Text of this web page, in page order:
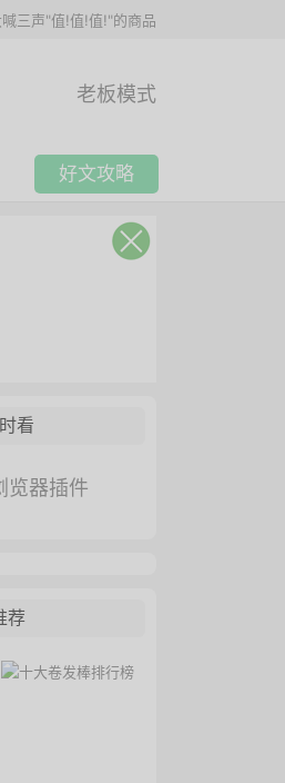
三声"值!值!值!"的商品
老板模式
好文攻略
看
览器插件
荐